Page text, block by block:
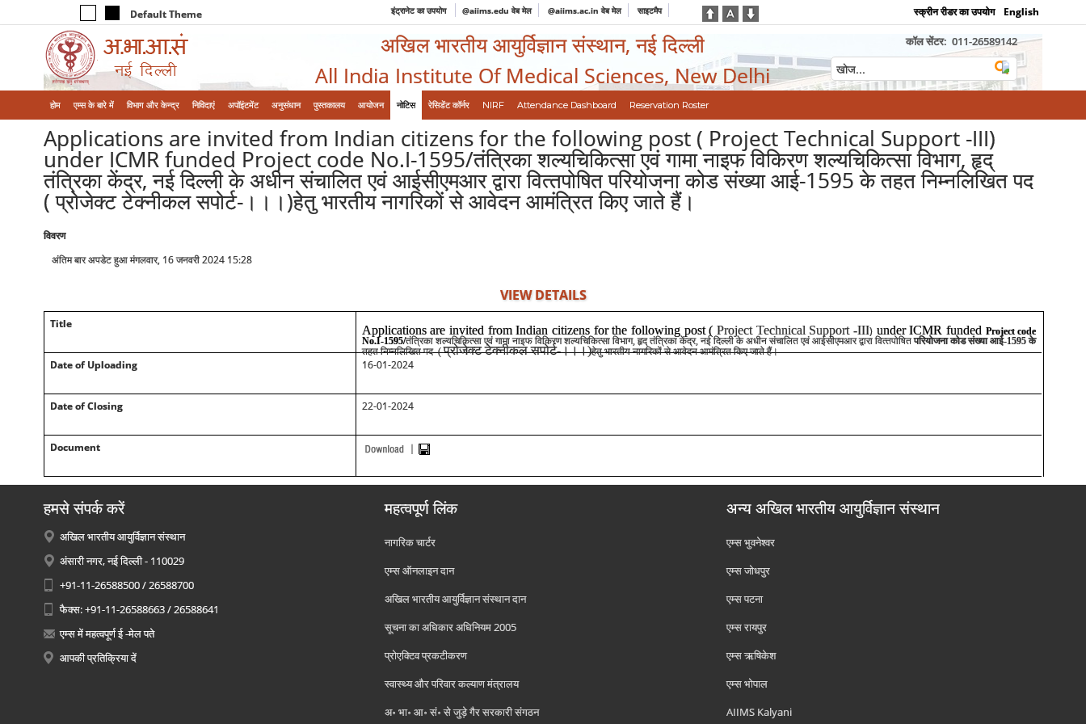
Default Theme इंट्रानेट का उपयोग @aiims.edu वेब मेल @aiims.ac.in वेब मेल साइटमैप स्क्रीन रीडर का उपयोग English
अखिल भारतीय आयुर्विज्ञान संस्थान, नई दिल्ली
All India Institute Of Medical Sciences, New Delhi
कॉल सेंटर: 011-26589142
होम एम्‍स के बारे में विभाग और केन्‍द्र निविदाएं अपॉइंटमेंट अनुसंधान पुस्तकालय आयोजन नोटिस रेसिडेंट कॉर्नर NIRF Attendance Dashboard Reservation Roster
Applications are invited from Indian citizens for the following post ( Project Technical Support -III)
under ICMR funded Project code No.I-1595/तंत्रिका शल्‍यचिकित्‍सा एवं गामा नाइफ विकिरण शल्‍यचिकित्‍सा विभाग, हृद्
तंत्रिका केंद्र, नई दिल्‍ली के अधीन संचालित एवं आईसीएमआर द्वारा वित्‍तपोषित परियोजना कोड संख्‍या आई-1595 के तहत निम्‍नलिखित पद
( प्रोजेक्‍ट टेक्‍नीकल सपोर्ट-।।।)हेतु भारतीय नागरिकों से आवेदन आमंत्रित किए जाते हैं।
विवरण
अंतिम बार अपडेट हुआ मंगलवार, 16 जनवरी 2024 15:28
VIEW DETAILS
Title Applications are invited from Indian citizens for the following post (Project Technical Support -III) under ICMR funded Project code
No.I-1595/तंत्रिका शल्‍यचिकित्‍सा एवं गामा नाइफ विकिरण शल्‍यचिकित्‍सा विभाग,हृद् तंत्रिका केंद्र,नई दिल्‍ली के अधीन संचालित एवं आईसीएमआर द्वारा वित्‍तपोषितपरियोजना कोड संख्‍या आई-1595के
तहत निम्‍नलिखित पद(प्रोजेक्‍ट टेक्‍नीकल सपोर्ट-।।।)हेतु भारतीय नागरिकों से आवेदन आमंत्रित किए जाते हैं।
Date of Uploading 16-01-2024
Date of Closing 22-01-2024
Document
हमसे संपर्क करें
अखिल भारतीय आयुर्विज्ञान संस्थान
अंसारी नगर, नई दिल्ली - 110029
+91-11-26588500 / 26588700
फैक्स: +91-11-26588663 / 26588641
एम्स में महत्वपूर्ण ई -मेल पते
आपकी प्रतिक्रिया दें
महत्वपूर्ण लिंक
नागरिक चार्टर
एम्स ऑनलाइन दान
अखिल भारतीय आयुर्विज्ञान संस्थान दान
सूचना का अधिकार अधिनियम 2005
प्रोएक्टिव प्रकटीकरण
स्वास्थ्य और परिवार कल्याण मंत्रालय
अ॰ भा॰ आ॰ सं॰ से जुड़े गैर सरकारी संगठन
अन्य अखिल भारतीय आयुर्विज्ञान संस्थान
एम्‍स भुवनेश्वर
एम्‍स जोधपुर
एम्‍स पटना
एम्‍स रायपुर
एम्‍स ऋषिकेश
एम्‍स भोपाल
AIIMS Kalyani